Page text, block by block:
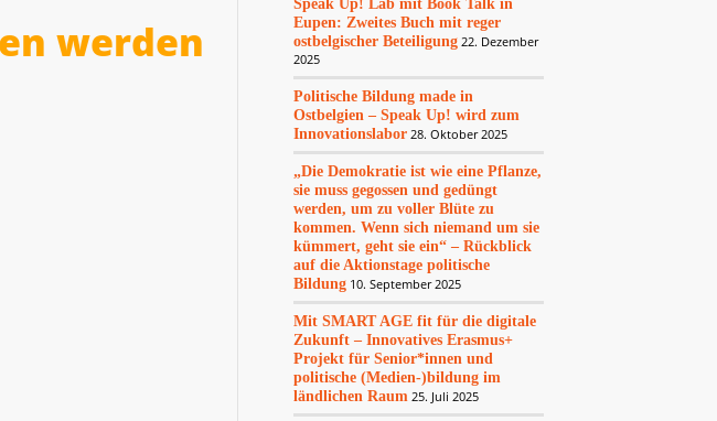
werden
Eupen: Zweites Buch mit reger
ostbelgischer Beteiligung 22. Dezember
2025
Politische Bildung made in
Ostbelgien – Speak Up! wird zum
Innovationslabor 28. Oktober 2025
„Die Demokratie ist wie eine Pflanze,
sie muss gegossen und gedüngt
werden, um zu voller Blüte zu
kommen. Wenn sich niemand um sie
kümmert, geht sie ein“ – Rückblick
auf die Aktionstage politische
Bildung 10. September 2025
Mit SMART AGE fit für die digitale
Zukunft – Innovatives Erasmus+
Projekt für Senior*innen und
politische (Medien-)bildung im
ländlichen Raum 25. Juli 2025